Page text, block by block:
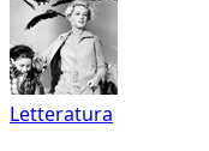
Letteratura